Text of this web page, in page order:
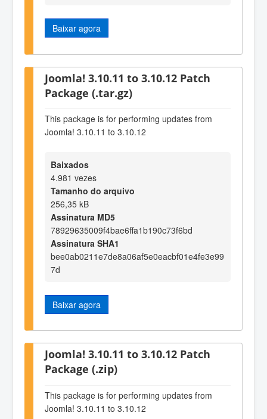
Baixar agora
Joomla! 3.10.11 to 3.10.12 Patch
Package (.tar.gz)
This package is for performing updates from
Joomla! 3.10.11 to 3.10.12
Baixados
4.981 vezes
Tamanho do arquivo
256,35 kB
Assinatura MD5
78929635009f4bae6ffa1b190c73f6bd
Assinatura SHA1
bee0ab0211e7de8a06af5e0eacbf01e4fe3e99
7d
Baixar agora
Joomla! 3.10.11 to 3.10.12 Patch
Package (.zip)
This package is for performing updates from
Joomla! 3.10.11 to 3.10.12